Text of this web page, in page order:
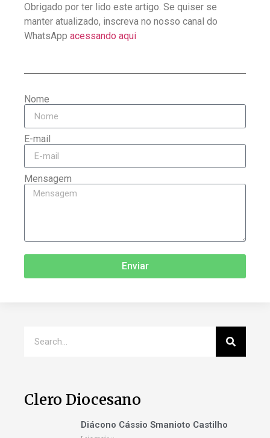
Obrigado por ter lido este artigo. Se quiser se
manter atualizado, inscreva no nosso canal do
WhatsApp acessando aqui
Nome
E-mail
Mensagem
Enviar
Clero Diocesano
Diácono Cássio Smanioto Castilho